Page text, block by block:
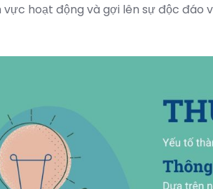
hoạt động và gợi lên sự độc